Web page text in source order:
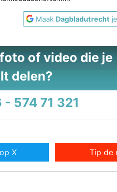
Maak Dagbladutrecht
of video die je
delen?
- 574 71 321
X Tip de